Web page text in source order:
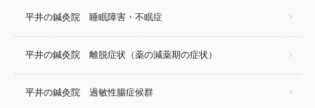
平井の鍼灸院 睡眠障害・不眠症
平井の鍼灸院 離脱症状（薬の減薬期の症状）
平井の鍼灸院 過敏性腸症候群